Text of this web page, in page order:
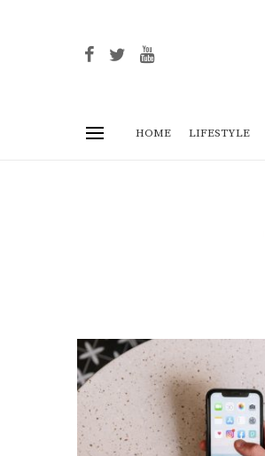
HOME LIFESTYLE